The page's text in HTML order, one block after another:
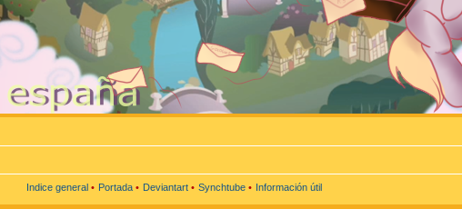
Indice general • Portada • Deviantart • Synchtube • Información útil